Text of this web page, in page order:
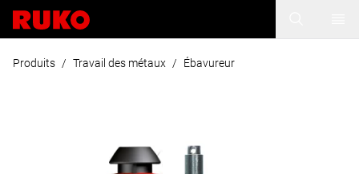
Produits / Travail des métaux / Ébavureur